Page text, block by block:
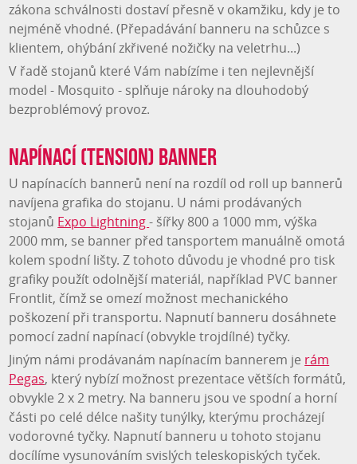
zákona schválnosti dostaví přesně v okamžiku, kdy je to
nejméně vhodné. (Přepadávání banneru na schůzce s
klientem, ohýbání zkřivené nožičky na veletrhu...)
V řadě stojanů které Vám nabízíme i ten nejlevnější
model - Mosquito - splňuje nároky na dlouhodobý
bezproblémový provoz.
Napínací (tension) banner
U napínacích bannerů není na rozdíl od roll up bannerů
navíjena grafika do stojanu. U námi prodávaných
stojanů Expo Lightning- šířky 800 a 1000 mm, výška
2000 mm, se banner před tansportem manuálně omotá
kolem spodní lišty. Z tohoto důvodu je vhodné pro tisk
grafiky použít odolnější materiál, například PVC banner
Frontlit, čímž se omezí možnost mechanického
poškození při transportu. Napnutí banneru dosáhnete
pomocí zadní napínací (obvykle trojdílné) tyčky.
Jiným námi prodávanám napínacím bannerem je rám
Pegas, který nybízí možnost prezentace větších formátů,
obvykle 2 x 2 metry. Na banneru jsou ve spodní a horní
části po celé délce našity tunýlky, kterýmu procházejí
vodorovné tyčky. Napnutí banneru u tohoto stojanu
docílíme vysunováním svislých teleskopiských tyček.